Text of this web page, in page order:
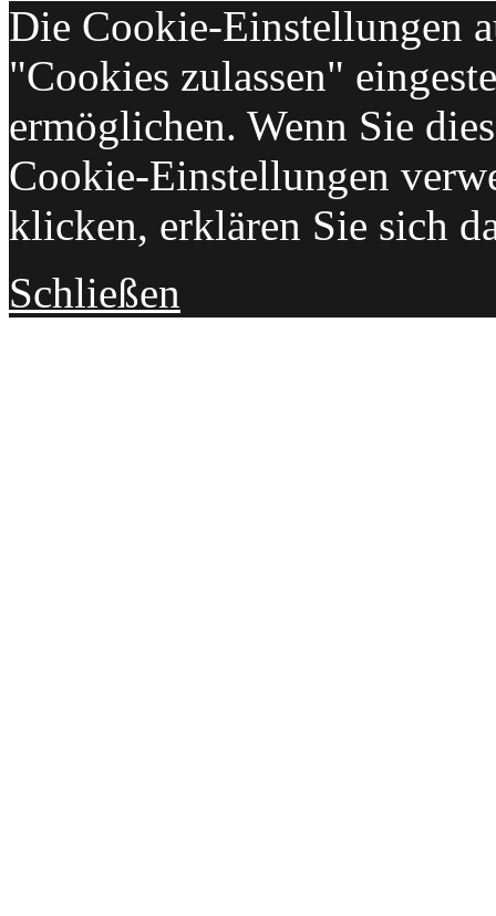
Die Cookie-Einstellungen
"Cookies zulassen"
ermöglichen. Wenn Sie
Cookie-Einstellungen
klicken, erklären Sie sich
Schließen